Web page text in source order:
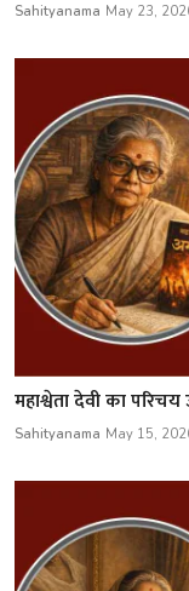
Sahityanama May 23,
महाश्वेता देवी का
Sahityanama May 15,